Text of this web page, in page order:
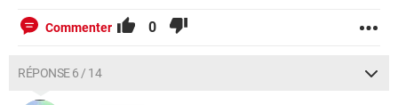
Commenter 0
RÉPONSE 6 / 14